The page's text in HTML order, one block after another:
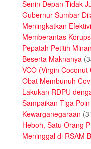
Senin Depan Tidak
Gubernur Sumbar
Meningkatkan
Memberantas
Pepatah Petitih
Beserta Maknanya
VCO (Virgin
Obat Membunuh
Lakukan RDPU
Sampaikan Tiga
Kewarganegaraan
Heboh, Satu Orang
Meninggal di RSAM